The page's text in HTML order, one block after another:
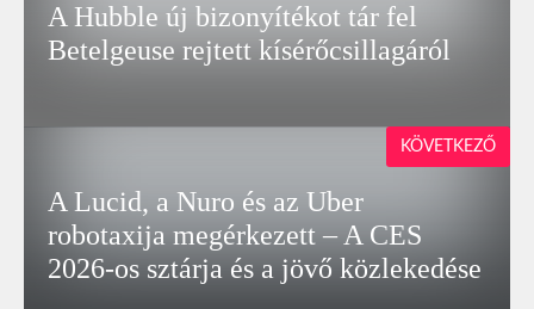
A Hubble új bizonyítékot tár fel
Betelgeuse rejtett kísérőcsillagáról
A Lucid, a Nuro és az Uber
robotaxija megérkezett – A CES
2026-os sztárja és a jövő közlekedése
KÖVETKEZŐ